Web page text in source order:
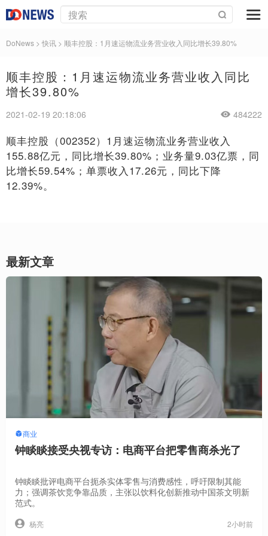
DoNews > 快讯 > 顺丰控股：1月速运物流业务营业收入同比增长39.80%
顺丰控股：1月速运物流业务营业收入同比
增长39.80%
2021-02-19 20:18:06 484222
顺丰控股（002352）1月速运物流业务营业收入
155.88亿元，同比增长39.80%；业务量9.03亿票，同
比增长59.54%；单票收入17.26元，同比下降
12.39%。
最新文章
商业
钟睒睒接受央视专访：电商平台把零售商杀光了
钟睒睒批评电商平台扼杀实体零售与消费感性，呼吁限制其能
力；强调茶饮竞争靠品质，主张以饮料化创新推动中国茶文明新
范式。
杨亮 2小时前